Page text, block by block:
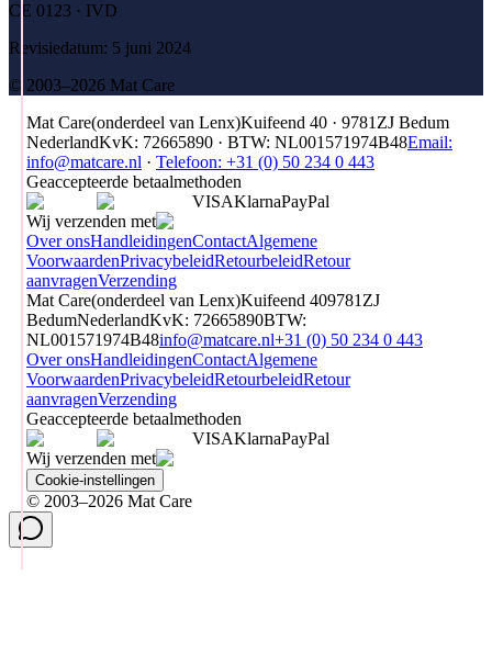
CE 0123 · IVD
Revisiedatum: 5 juni 2024
© 2003–2026 Mat Care
Mat Care(onderdeel van Lenx)Kuifeend 40 · 9781ZJ Bedum
NederlandKvK: 72665890 · BTW: NL001571974B48Email:
info@matcare.nl · Telefoon: +31 (0) 50 234 0 443
Geaccepteerde betaalmethoden
VISAKlarnaPayPal
Wij verzenden met
Over onsHandleidingenContactAlgemene
VoorwaardenPrivacybeleidRetourbeleidRetour
aanvragenVerzending
Mat Care(onderdeel van Lenx)Kuifeend 409781ZJ
BedumNederlandKvK: 72665890BTW:
NL001571974B48info@matcare.nl+31 (0) 50 234 0 443
Over onsHandleidingenContactAlgemene
VoorwaardenPrivacybeleidRetourbeleidRetour
aanvragenVerzending
Geaccepteerde betaalmethoden
VISAKlarnaPayPal
Wij verzenden met
Cookie-instellingen
© 2003–2026 Mat Care